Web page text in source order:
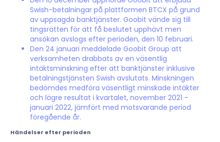
Swish-betalningar på plattformen BTCX på grund
av uppsagda banktjänster. Goobit vände sig till
tingsrätten för att få beslutet upphävt men
ansökan avslogs efter perioden, den 10 februari.
Den 24 januari meddelade Goobit Group att
verksamheten drabbats av en väsentlig
intäktsminskning efter att banktjänster inklusive
betalningstjänsten Swish avslutats. Minskningen
bedömdes medföra väsentligt minskade intäkter
och lägre resultat i kvartalet, november 2021 –
januari 2022, jämfört med motsvarande period
föregående år.
Händelser efter perioden